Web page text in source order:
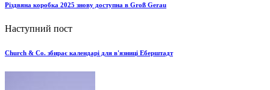
Різдвяна коробка 2025 знову доступна в Groß Gerau
Наступний пост
Church & Co. збирає календарі для в'язниці Еберштадт